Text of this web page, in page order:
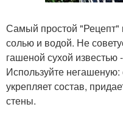
Самый простой "Рецепт"
солью и водой. Не
гашеной сухой известью
Используйте негашеную:
укрепляет состав,
стены.